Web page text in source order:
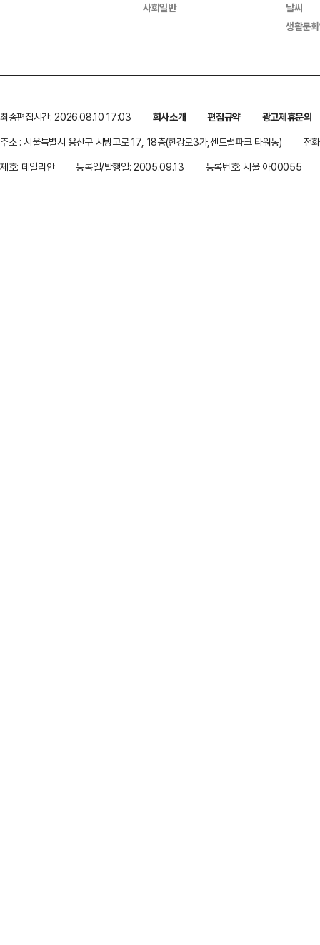
사회일반
날씨
생활문
최종편집시간: 2026.08.10 17:03 회사소개 편집규약
광고제휴문의
주소 : 서울특별시 용산구 서빙고로 17, 18층(한강로3가,센트럴파크 타워동)
전
제호: 데일리안
등록일/발행일: 2005.09.13 등록번호: 서울 아00055